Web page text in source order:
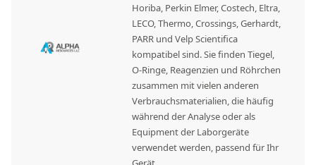
Horiba, Perkin Elmer, Costech, Eltra,
LECO, Thermo, Crossings, Gerhardt,
PARR und Velp Scientifica
kompatibel sind. Sie finden Tiegel,
O-Ringe, Reagenzien und Röhrchen
zusammen mit vielen anderen
Verbrauchsmaterialien, die häufig
während der Analyse oder als
Equipment der Laborgeräte
verwendet werden, passend für Ihr